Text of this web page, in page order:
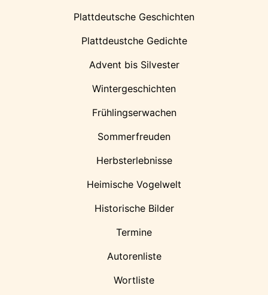
Plattdeutsche Geschichten
Plattdeustche Gedichte
Advent bis Silvester
Wintergeschichten
Frühlingserwachen
Sommerfreuden
Herbsterlebnisse
Heimische Vogelwelt
Historische Bilder
Termine
Autorenliste
Wortliste